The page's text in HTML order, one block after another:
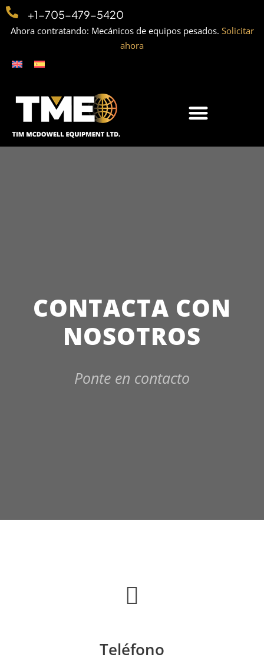
+1-705-479-5420
Ahora contratando: Mecánicos de equipos pesados. Solicitar
ahora
CONTACTA CON
NOSOTROS
Ponte en contacto
Teléfono